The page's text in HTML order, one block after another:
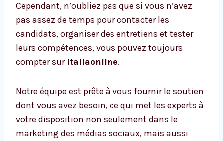
Cependant, n’oubliez pas que si vous n’avez
pas assez de temps pour contacter les
candidats, organiser des entretiens et tester
leurs compétences, vous pouvez toujours
compter sur Italiaonline.
Notre équipe est prête à vous fournir le soutien
dont vous avez besoin, ce qui met les experts à
votre disposition non seulement dans le
marketing des médias sociaux, mais aussi